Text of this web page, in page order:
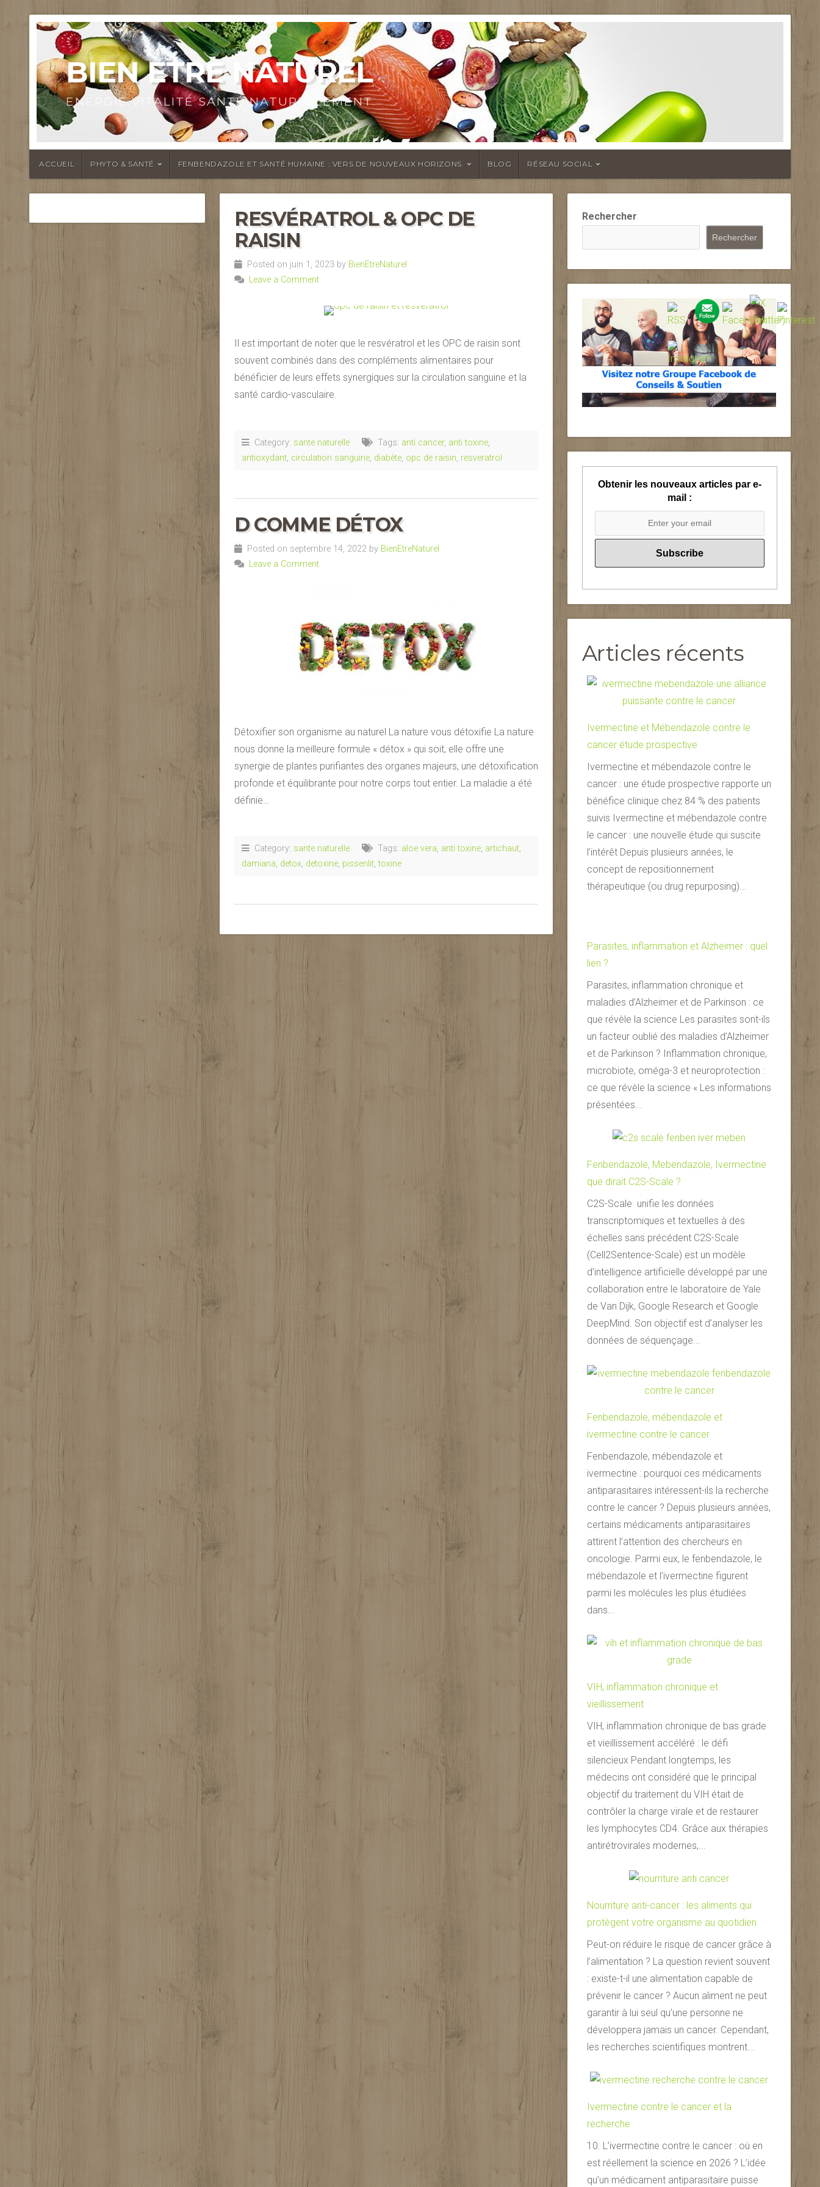
BIEN ETRE NATUREL
ENERGIE VITALITÉ SANTÉ NATURELLEMENT
ACCUEIL PHYTO & SANTÉ FENBENDAZOLE ET SANTÉ HUMAINE : VERS DE NOUVEAUX HORIZONS. BLOG RÉSEAU SOCIAL
RESVÉRATROL & OPC DE
RAISIN
Posted on juin 1, 2023 by BienEtreNaturel
Leave a Comment
Il est important de noter que le resvératrol et les OPC de raisin sont
souvent combinés dans des compléments alimentaires pour
bénéficier de leurs effets synergiques sur la circulation sanguine et la
santé cardio-vasculaire.
Category: sante naturelle Tags: anti cancer, anti toxine,
antioxydant, circulation sanguine, diabète, opc de raisin, resveratrol
D COMME DÉTOX
Posted on septembre 14, 2022 by BienEtreNaturel
Leave a Comment
Détoxifier son organisme au naturel La nature vous détoxifie La nature
nous donne la meilleure formule « détox » qui soit, elle offre une
synergie de plantes purifiantes des organes majeurs, une détoxification
profonde et équilibrante pour notre corps tout entier. La maladie a été
définie…
Category: sante naturelle Tags: aloe vera, anti toxine, artichaut,
damiana, detox, detoxine, pissenlit,toxine
Rechercher
Rechercher
Obtenir les nouveaux articles par e-
mail :
Articles récents
Ivermectine et Mébendazole contre le
cancer étude prospective
Ivermectine et mébendazole contre le
cancer : une étude prospective rapporte un
bénéfice clinique chez 84 % des patients
suivis Ivermectine et mébendazole contre
le cancer : une nouvelle étude qui suscite
l’intérêt Depuis plusieurs années, le
concept de repositionnement
thérapeutique (ou drug repurposing)...
Parasites, inflammation et Alzheimer : quel
lien ?
Parasites, inflammation chronique et
maladies d’Alzheimer et de Parkinson : ce
que révèle la science Les parasites sont-ils
un facteur oublié des maladies d’Alzheimer
et de Parkinson ? Inflammation chronique,
microbiote, oméga-3 et neuroprotection :
ce que révèle la science « Les informations
présentées...
Fenbendazole, Mebendazole, Ivermectine
que dirait C2S-Scale ?
C2S-Scale unifie les données
transcriptomiques et textuelles à des
échelles sans précédent C2S-Scale
(Cell2Sentence-Scale) est un modèle
d’intelligence artificielle développé par une
collaboration entre le laboratoire de Yale
de Van Dijk, Google Research et Google
DeepMind. Son objectif est d’analyser les
données de séquençage...
Fenbendazole, mébendazole et
ivermectine contre le cancer
Fenbendazole, mébendazole et
ivermectine : pourquoi ces médicaments
antiparasitaires intéressent-ils la recherche
contre le cancer ? Depuis plusieurs années,
certains médicaments antiparasitaires
attirent l’attention des chercheurs en
oncologie. Parmi eux, le fenbendazole, le
mébendazole et l’ivermectine figurent
parmi les molécules les plus étudiées
dans...
VIH, inflammation chronique et
vieillissement
VIH, inflammation chronique de bas grade
et vieillissement accéléré : le défi
silencieux Pendant longtemps, les
médecins ont considéré que le principal
objectif du traitement du VIH était de
contrôler la charge virale et de restaurer
les lymphocytes CD4. Grâce aux thérapies
antirétrovirales modernes,...
Nourriture anti-cancer : les aliments qui
protègent votre organisme au quotidien
Peut-on réduire le risque de cancer grâce à
l’alimentation ? La question revient souvent
: existe-t-il une alimentation capable de
prévenir le cancer ? Aucun aliment ne peut
garantir à lui seul qu’une personne ne
développera jamais un cancer. Cependant,
les recherches scientifiques montrent...
Ivermectine contre le cancer et la
recherche
10. L’ivermectine contre le cancer : où en
est réellement la science en 2026 ? L’idée
qu’un médicament antiparasitaire puisse